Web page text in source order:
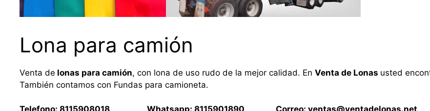
Lona para camión
Venta de lonas para camión, con lona de uso rudo de la mejor calidad. En Venta de Lonas usted
También contamos con Fundas para camioneta.